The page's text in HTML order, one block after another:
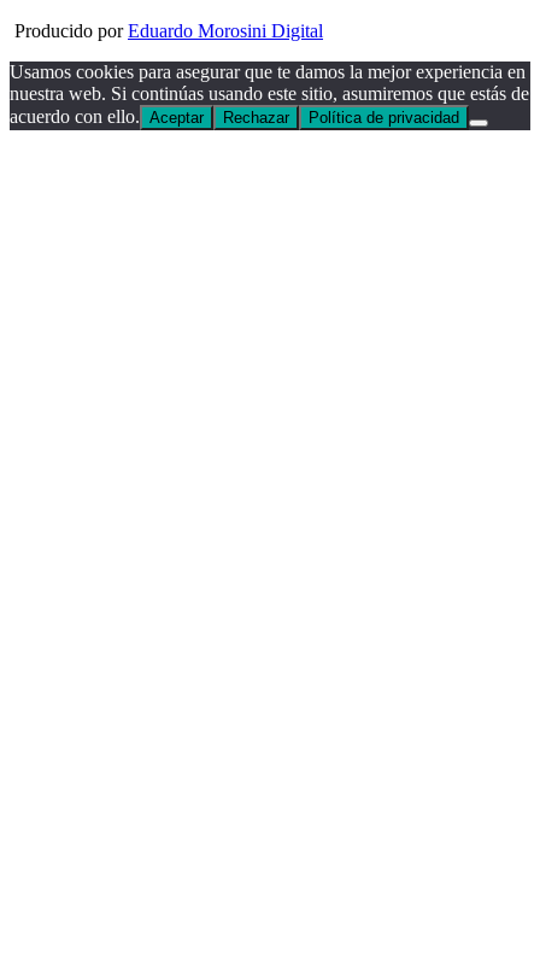
Producido porEduardo Morosini Digital
Usamos cookies para asegurar que te damos la mejor experiencia en
nuestra web. Si continúas usando este sitio, asumiremos que estás de
acuerdo con ello. Aceptar Rechazar Política de privacidad